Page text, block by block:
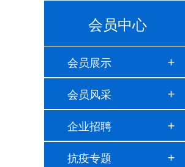
会员中心
会员展示
会员风采
企业招聘
抗疫专题